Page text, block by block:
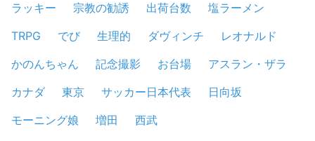
ラッキー
宗教の勧誘 出荷台数
塩ラーメン
TRPG
でび 生理的 ダヴィンチ
レオナルド
かのんちゃん
記念撮影 お台場
アスラン・ザラ
カナダ
東京 サッカー日本代表
日向坂
モーニング娘
増田 西武